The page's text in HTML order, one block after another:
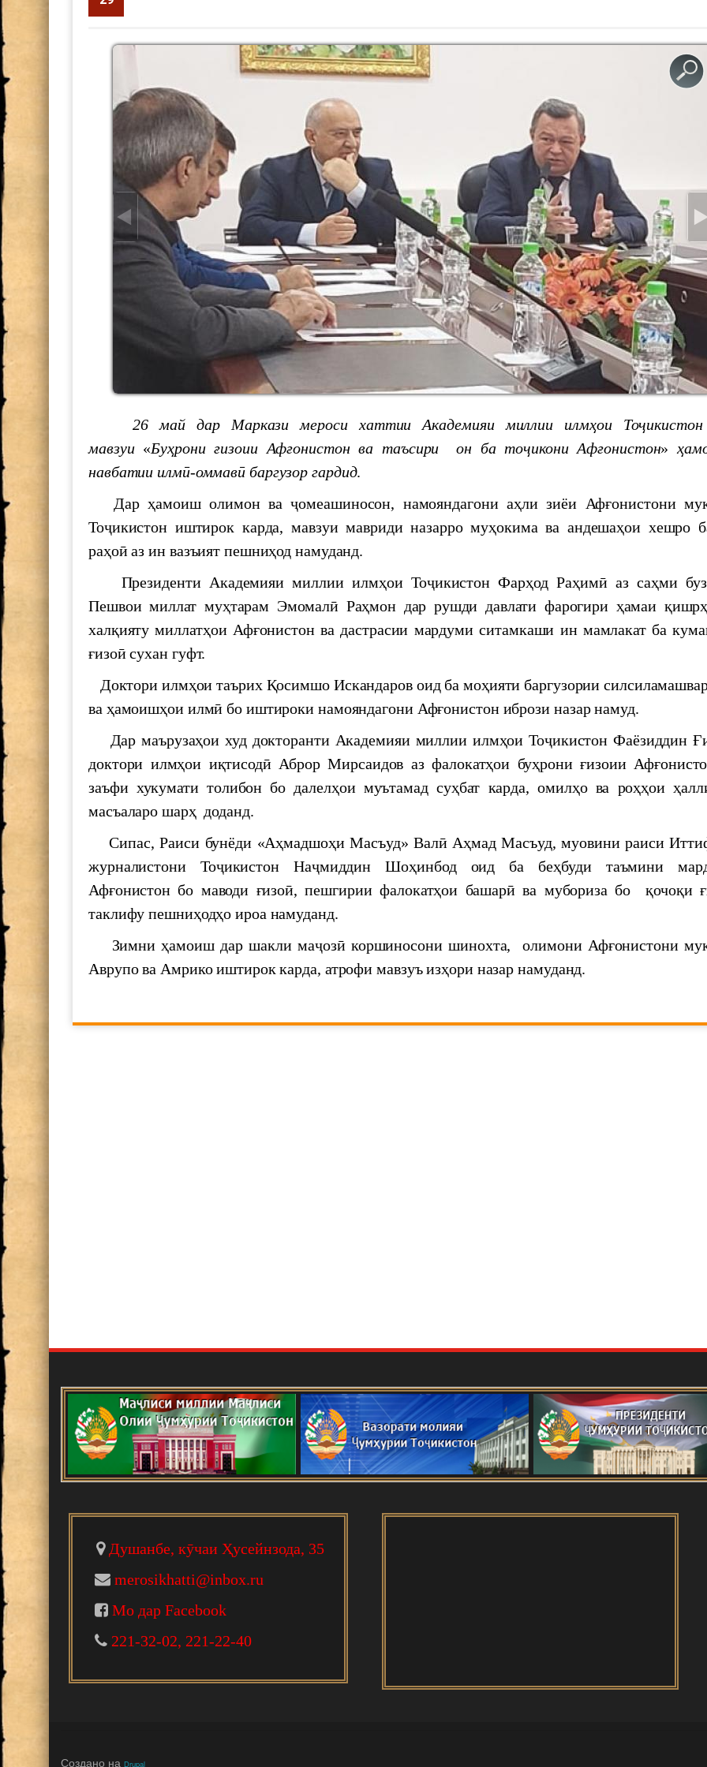
практическая консультация по основным путям расселения древних людей в
Центральной Азии
МАКТУБИ ИТТИЛООТӢ
РӮНАМОИИ КИТОБИ “ТОҶИКОНИ ХУРОСОН: ТАЪРИХ ФАРҲАНГ ВА
САРНАВИШТ”
Минётури нусхаи “Шоҳнома”-и Абулқосим Фирдавсӣ дар Маркази мероси
хаттии назди Раёсати АМИТ, №5955 “Саҳнаи гирифтор шудани Хоқон ба
дасти Рустам”
НОМАИ ИТТИЛООТӢ
Ҷоизаи Раиси шаҳри Душанбе
Мулоқоти посдорони мероси мактуб
he role of young scientists in the development of science, innovation and technology
700 СОЛ БО ҲОФИЗ
МАКТУБИ ИТТИЛООТӢ
Паёми шодбошӣ ба ифтихори Наврӯзи соли 2024
The international scientific-practical conference "Historical and cultural geography
"Shohnoma"
Силсиласеминарҳои илмӣ-методологӣ дар Маркази мероси хаттӣ
АКАДЕМИЯИ МИЛЛИИ ИЛМҲОИ ТОҶИКИСТОН
Pacific of the United Nations
Шукӯҳи Истиқлол
700 СОЛ БО ҲОФИЗ
МАКТУБИ ИТТИЛООТӢ
Ҳифз ва муаррифии мероси ниёгон дар меҳвари мулоқоти Пешвои миллат
ООН и наследия ЮНЕСКО а Таджикстане
Семинари илмӣ ба ифтихори "Ҳафтаи илм"
В Душанбе прошла Международная конференция о роли молодых учёных в
развитии науки, инноваций и технологий
Ваҳдати миллӣ - асоси рушди Тоҷикистон
Падидаҳои илму амал
НАРМДИЛОНИ САНГИНИРОДАИ САНГВОР
26 май дар Маркази мероси хаттии Академияи миллии илмҳои Тоҷикистон
мавзуи «Буҳрониғизоии Афғонистон ва таъсири он ба тоҷикониАфғонистон»ҳ
навбатии илмӣ-оммавӣ баргузор гардид.
Дар ҳамоиш олимон ва ҷомеашиносон, намояндагони аҳли зиёи Афғонистони
Тоҷикистон иштирок карда, мавзуи мавриди назарро муҳокима ва андешаҳои хешро
раҳоӣ аз ин вазъият пешниҳод намуданд.
Президенти Академияи миллии илмҳои Тоҷикистон Фарҳод Раҳимӣ аз саҳми
Пешвои миллат муҳтарам Эмомалӣ Раҳмон дар рушди давлати фарогири ҳамаи
халқияту миллатҳои Афғонистон ва дастрасии мардуми ситамкаши ин мамлакат ба
ғизоӣ сухан гуфт.
Доктори илмҳои таърих Қосимшо Искандаров оид ба моҳияти баргузории
ва ҳамоишҳои илмӣ бо иштироки намояндагони Афғонистон ибрози назар намуд.
Дар маърузаҳои худ докторанти Академияи миллии илмҳои Тоҷикистон Фаёзиддин
доктори илмҳои иқтисодӣ Аброр Мирсаидов аз фалокатҳои буҳрони ғизоии
заъфи хукумати толибон бо далелҳои муътамад суҳбат карда, омилҳо ва роҳҳои
масъаларо шарҳ доданд.
Сипас, Раиси бунёди «Аҳмадшоҳи Масъуд» Валӣ Аҳмад Масъуд, муовини раиси
журналистони Тоҷикистон Наҷмиддин Шоҳинбод оид ба беҳбуди таъмини
Афғонистон бо маводи ғизоӣ, пешгирии фалокатҳои башарӣ ва мубориза бо қочоқи
таклифу пешниҳодҳо ироа намуданд.
Зимни ҳамоиш дар шакли маҷозӣ коршиносони шинохта, олимони Афғонистони
Аврупо ва Амрико иштирок карда, атрофи мавзуъ изҳори назар намуданд.
Душанбе, кӯчаи Ҳусейнзода, 35
merosikhatti@inbox.ru
Мо дар Facebook
221-32-02, 221-22-40
Создано на Drupal